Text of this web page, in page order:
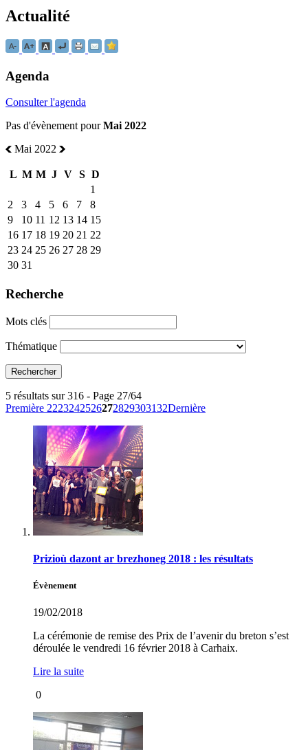
Actualité
Agenda
Consulter l'agenda
Pas d'évènement pourMai 2022
Mai 2022
L M M J V S D
1
2
3 4 5 6 7
8
9
10 11 12 13 14 15
16 17 18 19 20 21 22
23 24 25 26 27 28 29
30 31
Recherche
Mots clés
Thématique
5 résultats sur 316 - Page 27/64
Première 2223242526272829303132Dernière
Prizioù dazont ar brezhoneg 2018 : les résultats
Évènement
19/02/2018
La cérémonie de remise des Prix de l’avenir du breton s’est
déroulée le vendredi 16 février 2018 à Carhaix.
Lire la suite
0